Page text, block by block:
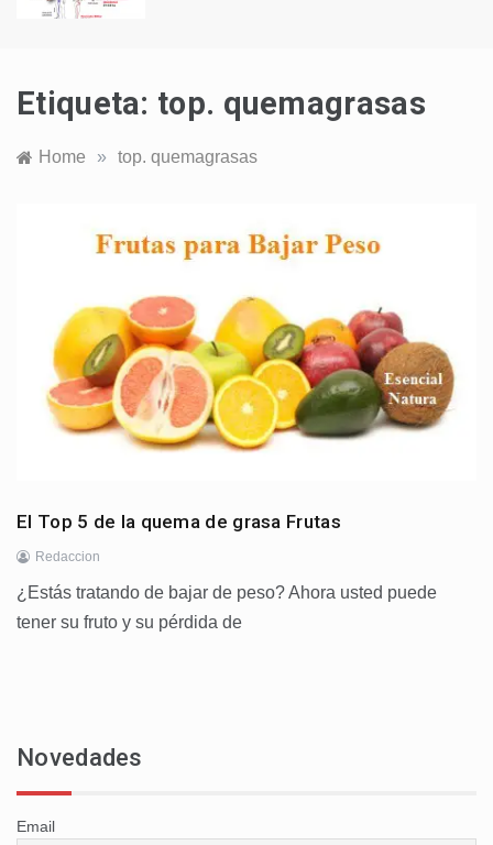
Etiqueta: top. quemagrasas
Home » top. quemagrasas
El Top 5 de la quema de grasa Frutas
Redaccion
¿Estás tratando de bajar de peso? Ahora usted puede
tener su fruto y su pérdida de
Novedades
Email